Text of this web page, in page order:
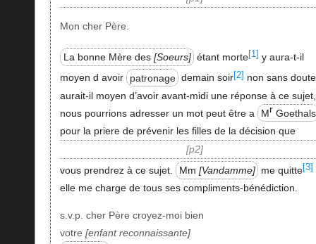
Mon cher Père.
La bonne Mère des Soeurs étant morte [1] y aura-t-il
moyen d avoir
patronage demain soir[2] non sans
aurait-il moyen d’avoir avant-midi une réponse à ce sujet,
nous pourrions adresser un mot peut être a
Mr Goethals
pour la priere de prévenir les filles de la décision que
p2
vous prendrez à ce sujet.
Mm Vandamme me quitte[3]
elle me charge de tous ses compliments-bénédiction.
s.v.p. cher Père croyez-moi bien
votre enfant reconnaissante